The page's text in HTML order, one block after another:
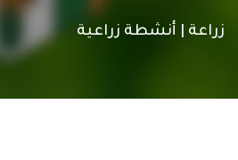
زراعة | أنشطة زراعية